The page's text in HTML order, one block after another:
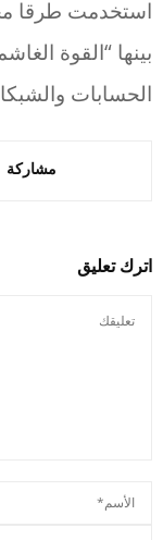
استخدمت طرقا
بينها “القوة
الحسابات
مشاركة
اترك تعليق